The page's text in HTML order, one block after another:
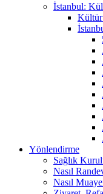
İstanbul:
Yönlendirme
Sağlık
Nasıl
Nasıl